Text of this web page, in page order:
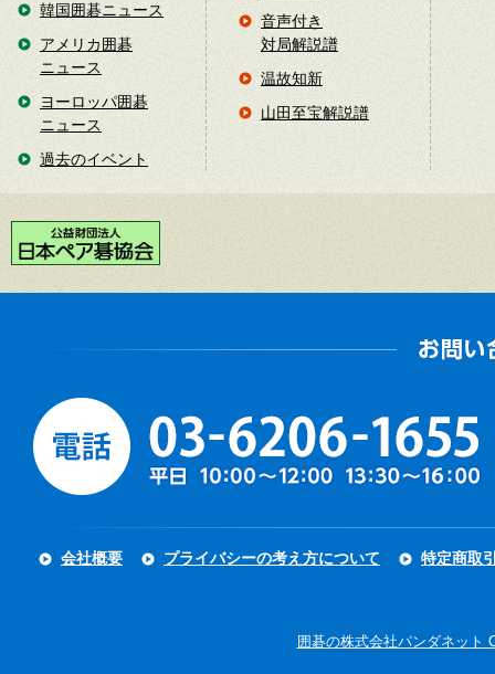
韓国囲碁ニュース
アメリカ囲碁
ニュース
ヨーロッパ囲碁
ニュース
過去のイベント
音声付き
対局解説譜
温故知新
山田至宝解説譜
会社概要 プライバシーの考え方について 特定商取
囲碁の株式会社パンダネット